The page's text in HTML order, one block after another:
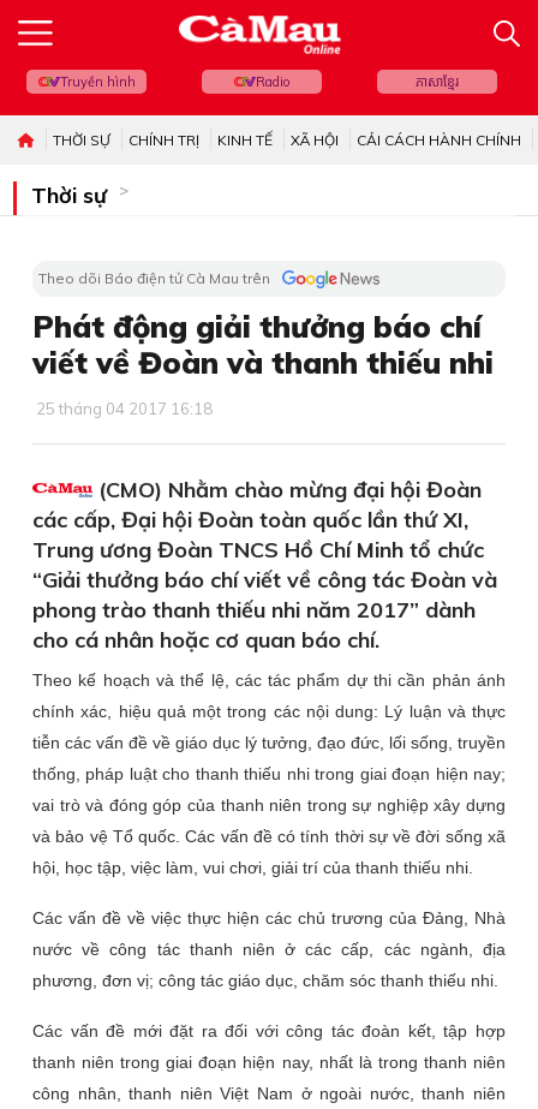
Truyền hình Radio ភាសាខ្មែរ
THỜI SỰ CHÍNH TRỊ KINH TẾ XÃ HỘI CẢI CÁCH HÀNH CHÍNH
Thời sự
Theo dõi Báo điện tử Cà Mau trên
Phát động giải thưởng báo chí
viết về Đoàn và thanh thiếu nhi
25 tháng 04 2017 16:18
(CMO) Nhằm chào mừng đại hội Đoàn
các cấp, Đại hội Đoàn toàn quốc lần thứ XI,
Trung ương Đoàn TNCS Hồ Chí Minh tổ chức
“Giải thưởng báo chí viết về công tác Đoàn và
phong trào thanh thiếu nhi năm 2017” dành
cho cá nhân hoặc cơ quan báo chí.
Theo kế hoạch và thể lệ, các tác phẩm dự thi cần phản ánh
chính xác, hiệu quả một trong các nội dung: Lý luận và thực
tiễn các vấn đề về giáo dục lý tưởng, đạo đức, lối sống, truyền
thống, pháp luật cho thanh thiếu nhi trong giai đoạn hiện nay;
vai trò và đóng góp của thanh niên trong sự nghiệp xây dựng
và bảo vệ Tổ quốc. Các vấn đề có tính thời sự về đời sống xã
hội, học tập, việc làm, vui chơi, giải trí của thanh thiếu nhi.
Các vấn đề về việc thực hiện các chủ trương của Đảng, Nhà
nước về công tác thanh niên ở các cấp, các ngành, địa
phương, đơn vị; công tác giáo dục, chăm sóc thanh thiếu nhi.
Các vấn đề mới đặt ra đối với công tác đoàn kết, tập hợp
thanh niên trong giai đoạn hiện nay, nhất là trong thanh niên
công nhân, thanh niên Việt Nam ở ngoài nước, thanh niên